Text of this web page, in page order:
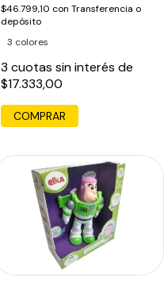
$46.799,10 con Transferencia o
depósito
3 colores
3 cuotas sin interés de
$17.333,00
COMPRAR